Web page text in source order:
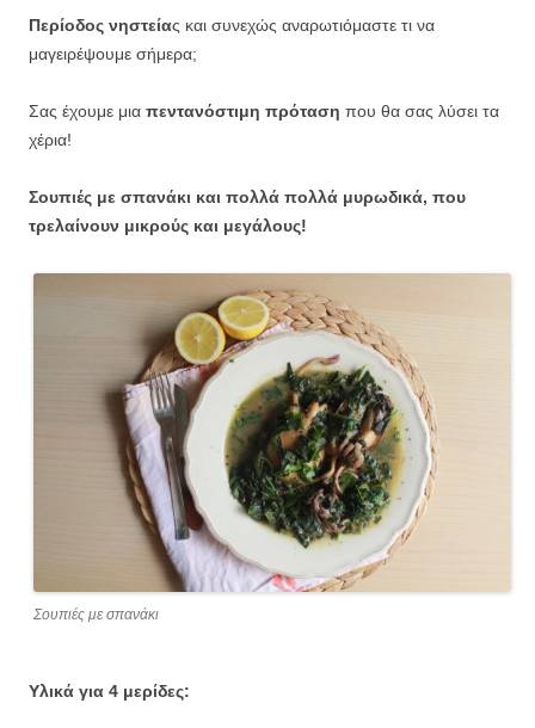
Περίοδος νηστείας και συνεχώς αναρωτιόμαστε τι να
μαγειρέψουμε σήμερα;
Σας έχουμε μια πεντανόστιμη πρόταση που θα σας λύσει τα
χέρια!
Σουπιές με σπανάκι και πολλά πολλά μυρωδικά, που
τρελαίνουν μικρούς και μεγάλους!
Σουπιές με σπανάκι
Υλικά για 4 μερίδες: